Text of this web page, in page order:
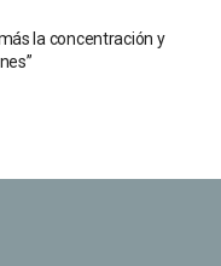
la concentración y